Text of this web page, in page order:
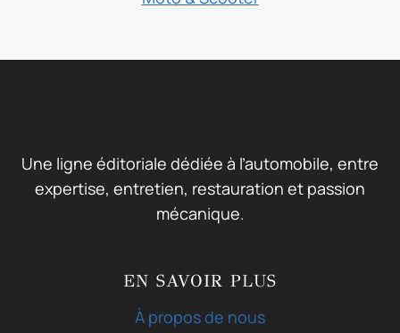
Une ligne éditoriale dédiée à l’automobile, entre
expertise, entretien, restauration et passion
mécanique.
EN SAVOIR PLUS
À propos de nous